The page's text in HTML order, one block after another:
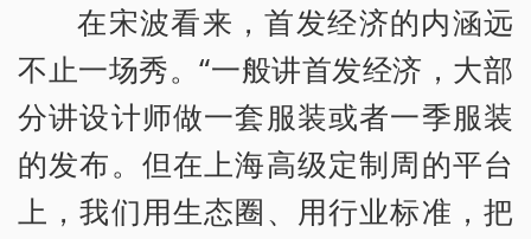
在宋波看来，首发经济的内涵远
不止一场秀。“一般讲首发经济，大部
分讲设计师做一套服装或者一季服装
的发布。但在上海高级定制周的平台
上，我们用生态圈、用行业标准，把